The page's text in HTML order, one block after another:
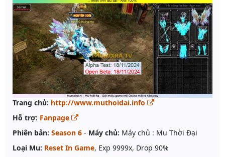
Trang chủ: http://www.muthoidai.info
Hỗ trợ: Fanpage
Phiên bản: Season 6 - Máy chủ: Máy chủ : Mu Thời Đại
Loại Mu: Reset In Game, Exp 9999x, Drop 90%